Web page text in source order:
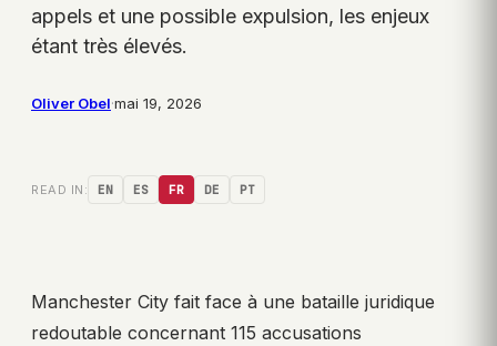
appels et une possible expulsion, les enjeux
étant très élevés.
Oliver Obel·mai 19, 2026
READ IN: EN ES FR DE PT
Manchester City fait face à une bataille juridique
redoutable concernant 115 accusations